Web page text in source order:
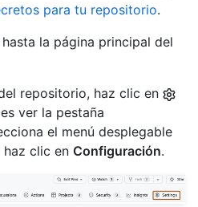
para tu repositorio.
la página principal del
repositorio, haz clic en
ver la pestaña
el menú desplegable
haz clic en Configuración.